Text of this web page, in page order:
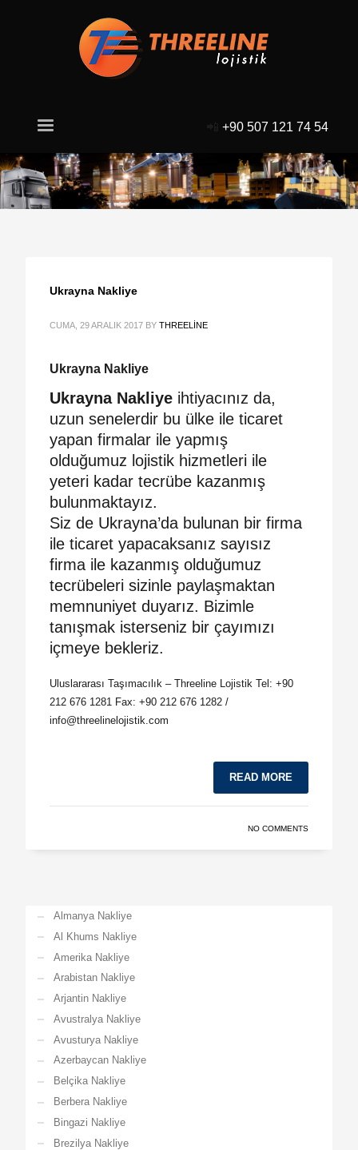
+90 507 121 74 54
Ukrayna Nakliye
CUMA, 29 ARALIK 2017 BYTHREELINE
Ukrayna Nakliye
Ukrayna Nakliye ihtiyacınız da,
uzun senelerdir bu ülke ile ticaret
yapan firmalar ile yapmış
olduğumuz lojistik hizmetleri ile
yeteri kadar tecrübe kazanmış
bulunmaktayız.
Siz de Ukrayna’da bulunan bir firma
ile ticaret yapacaksanız sayısız
firma ile kazanmış olduğumuz
tecrübeleri sizinle paylaşmaktan
memnuniyet duyarız. Bizimle
tanışmak isterseniz bir çayımızı
içmeye bekleriz.
Uluslararası Taşımacılık – Threeline Lojistik Tel: +90
212 676 1281 Fax: +90 212 676 1282 /
info@threelinelojistik.com
READ MORE
NO COMMENTS
Almanya Nakliye
Al Khums Nakliye
Amerika Nakliye
Arabistan Nakliye
Arjantin Nakliye
Avustralya Nakliye
Avusturya Nakliye
Azerbaycan Nakliye
Belçika Nakliye
Berbera Nakliye
Bingazi Nakliye
Brezilya Nakliye